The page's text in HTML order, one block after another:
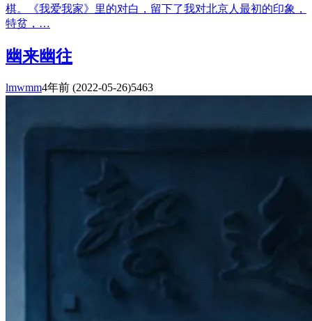
棋。《我爱我家》里的对白，留下了我对北京人最初的印象，
特贫，…
幽来幽往
lmwmm4年前 (2022-05-26)5463